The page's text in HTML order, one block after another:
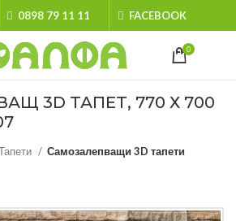
0898 79 11 11 FACEBOOK
0
3D ТАПЕТ, 770 Х 700
Самозалепващи 3D тапети